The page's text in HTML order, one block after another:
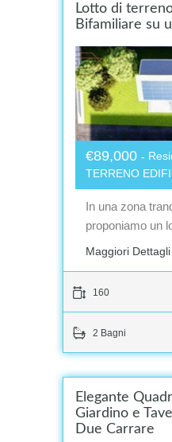
Lotto di
Bifamiliare su
€89,000
TERRENO
In una zona
proponiamo un
Maggiori Dettagli
160
2 Bagni
Elegante
Giardino e
Due Carrare